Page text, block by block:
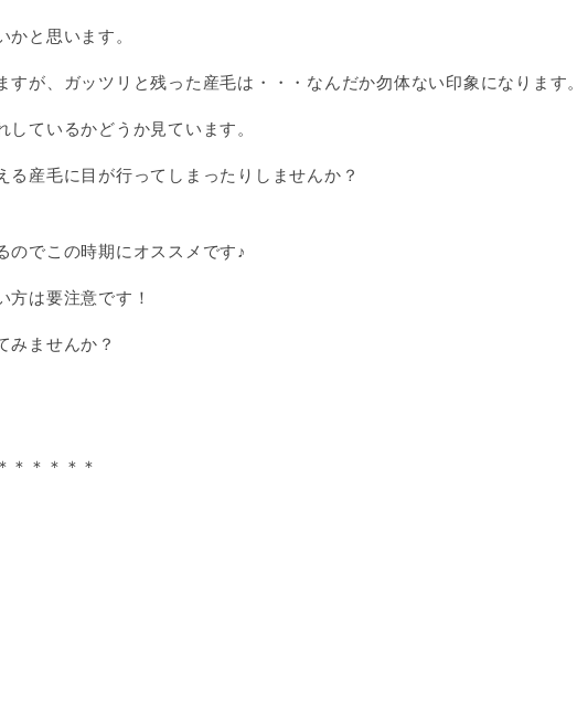
と思います。
が、ガッツリと残った産毛は・・・なんだか勿体ない印象になります。
ているかどうか見ています。
産毛に目が行ってしまったりしませんか？
のでこの時期にオススメです♪
方は要注意です！
みませんか？
＊＊＊＊＊